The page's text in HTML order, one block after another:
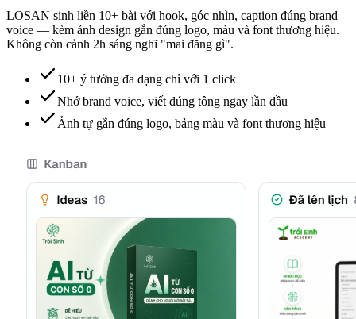
LOSAN sinh liền 10+ bài với hook, góc nhìn, caption đúng brand
voice — kèm ảnh design gắn đúng logo, màu và font thương hiệu.
Không còn cảnh 2h sáng nghĩ "mai đăng gì".
10+ ý tưởng đa dạng chỉ với 1 click
Nhớ brand voice, viết đúng tông ngay lần đầu
Ảnh tự gắn đúng logo, bảng màu và font thương hiệu